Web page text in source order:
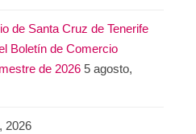
de Santa Cruz de Tenerife
Boletín de Comercio
de 2026 5 agosto,
2026